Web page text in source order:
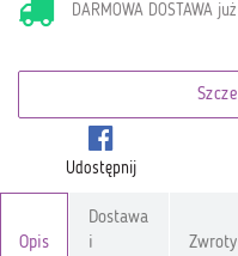
DARMOWA DOSTAWA
Udostępnij
Opis
Dostawa
i
Zwroty